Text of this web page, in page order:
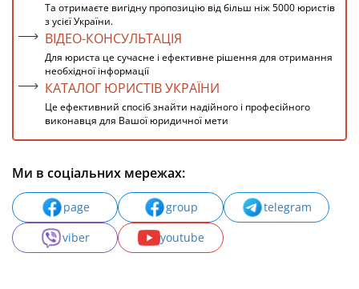
Та отримаєте вигідну пропозицію від більш ніж 5000 юристів
з усієї України.
ВІДЕО-КОНСУЛЬТАЦІЯ
Для юриста це сучасне і ефективне рішення для отримання
необхідної інформації
КАТАЛОГ ЮРИСТІВ УКРАЇНИ
Це ефективний спосіб знайти надійного і професійного
виконавця для Вашої юридичної мети
Ми в соціальних мережах:
page group
telegram
viber
youtube